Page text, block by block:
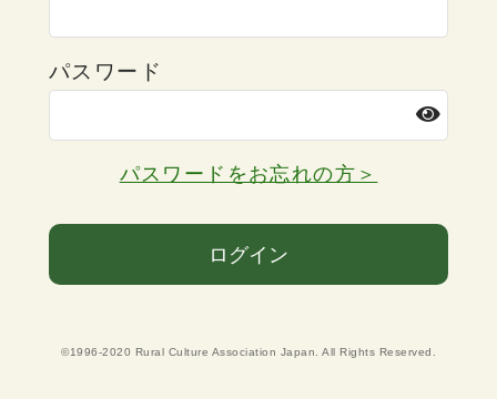
パスワード
パスワードをお忘れの方＞
ログイン
©1996-2020 Rural Culture Association Japan. All Rights Reserved.